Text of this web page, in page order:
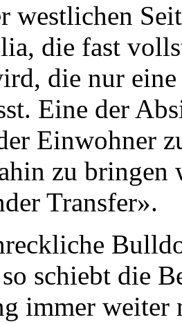
westlichen
die fast
die nur
Eine der
Einwohner
zu bringen
Transfer».
schiebt die
immer weiter